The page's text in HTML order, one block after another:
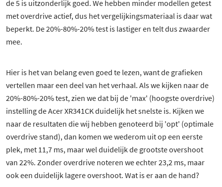
de 5 is uitzonderlijk goed. We hebben minder modellen getest
met overdrive actief, dus het vergelijkingsmateriaal is daar wat
beperkt. De 20%-80%-20% test is lastiger en telt dus zwaarder
mee.
Hier is het van belang even goed te lezen, want de grafieken
vertellen maar een deel van het verhaal. Als we kijken naar de
20%-80%-20% test, zien we dat bij de 'max' (hoogste overdrive)
instelling de Acer XR341CK duidelijk het snelste is. Kijken we
naar de resultaten die wij hebben genoteerd bij 'opt' (optimale
overdrive stand), dan komen we wederom uit op een eerste
plek, met 11,7 ms, maar wel duidelijk de grootste overshoot
van 22%. Zonder overdrive noteren we echter 23,2 ms, maar
ook een duidelijk lagere overshoot. Wat is er aan de hand?